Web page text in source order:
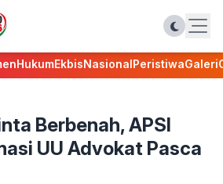
HukumEkbisNasionalPeristiwaGaleri
Berbenah, APSI
UU Advokat Pasca